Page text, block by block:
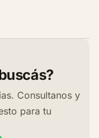
Consultanos y
para tu